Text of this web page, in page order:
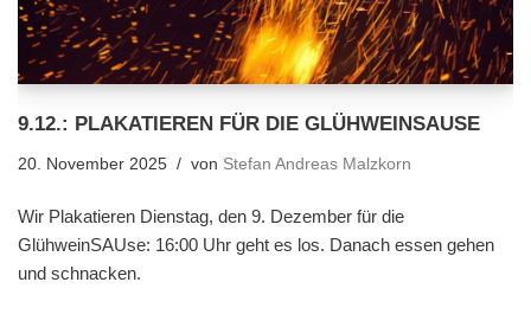
9.12.: PLAKATIEREN FÜR DIE GLÜHWEINSAUSE
20. November 2025 von Stefan Andreas Malzkorn
Wir Plakatieren Dienstag, den 9. Dezember für die
GlühweinSAUse: 16:00 Uhr geht es los. Danach essen gehen
und schnacken.